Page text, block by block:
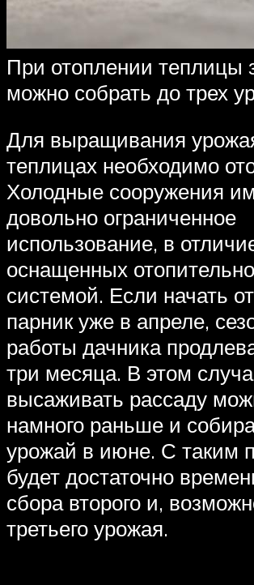
При отоплении теплицы
можно собрать до трех
Для выращивания
теплицах необходимо
Холодные сооружения
довольно ограниченное
использование, в
оснащенных
системой. Если начать
парник уже в апреле,
работы дачника
три месяца. В этом
высаживать рассаду
намного раньше и
урожай в июне. С таким
будет достаточно
сбора второго и,
третьего урожая.